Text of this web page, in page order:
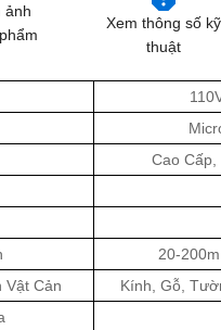
ảnh
Xem thông số kỹ
thuật
Cao
20-
Vật Cản
Kính, Gỗ,